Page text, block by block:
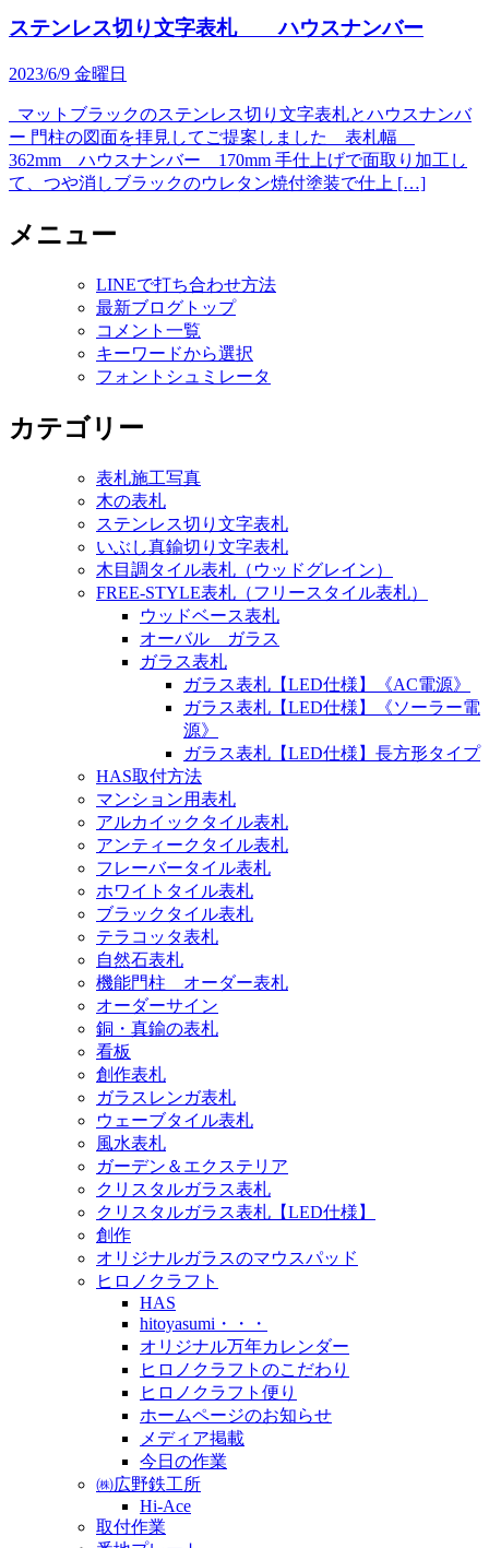
ステンレス切り文字表札 ハウスナンバー
2023/6/9 金曜日
マットブラックのステンレス切り文字表札とハウスナンバ
ー 門柱の図面を拝見してご提案しました 表札幅
362mm ハウスナンバー 170mm 手仕上げで面取り加工し
て、つや消しブラックのウレタン焼付塗装で仕上 […]
メニュー
LINEで打ち合わせ方法
最新ブログトップ
コメント一覧
キーワードから選択
フォントシュミレータ
カテゴリー
表札施工写真
木の表札
ステンレス切り文字表札
いぶし真鍮切り文字表札
木目調タイル表札（ウッドグレイン）
FREE-STYLE表札（フリースタイル表札）
ウッドベース表札
オーバル ガラス
ガラス表札
ガラス表札【LED仕様】《AC電源》
ガラス表札【LED仕様】《ソーラー電
源》
ガラス表札【LED仕様】長方形タイプ
HAS取付方法
マンション用表札
アルカイックタイル表札
アンティークタイル表札
フレーバータイル表札
ホワイトタイル表札
ブラックタイル表札
テラコッタ表札
自然石表札
機能門柱 オーダー表札
オーダーサイン
銅・真鍮の表札
看板
創作表札
ガラスレンガ表札
ウェーブタイル表札
風水表札
ガーデン＆エクステリア
クリスタルガラス表札
クリスタルガラス表札【LED仕様】
創作
オリジナルガラスのマウスパッド
ヒロノクラフト
HAS
hitoyasumi・・・
オリジナル万年カレンダー
ヒロノクラフトのこだわり
ヒロノクラフト便り
ホームページのお知らせ
メディア掲載
今日の作業
㈱広野鉄工所
Hi-Ace
取付作業